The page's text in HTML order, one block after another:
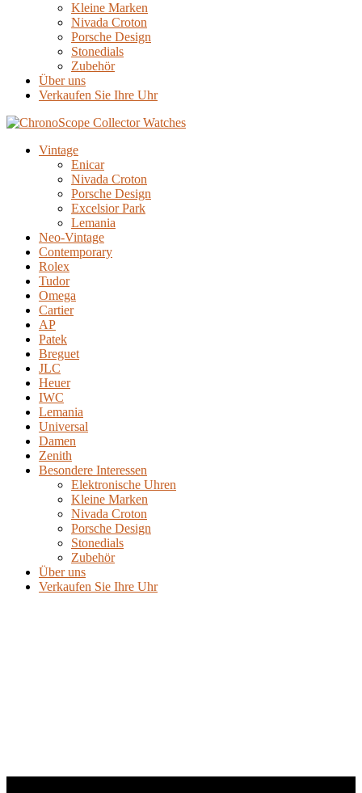
Kleine Marken
Nivada Croton
Porsche Design
Stonedials
Zubehör
Über uns
Verkaufen Sie Ihre Uhr
Vintage
Enicar
Nivada Croton
Porsche Design
Excelsior Park
Lemania
Neo-Vintage
Contemporary
Rolex
Tudor
Omega
Cartier
AP
Patek
Breguet
JLC
Heuer
IWC
Lemania
Universal
Damen
Zenith
Besondere Interessen
Elektronische Uhren
Kleine Marken
Nivada Croton
Porsche Design
Stonedials
Zubehör
Über uns
Verkaufen Sie Ihre Uhr